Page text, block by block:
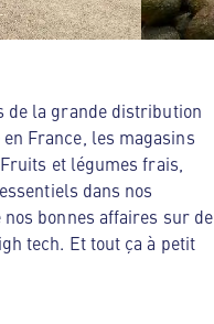
de la grande distribution
France, les magasins
et légumes frais,
dans nos
bonnes affaires sur de
tech. Et tout ça à petit